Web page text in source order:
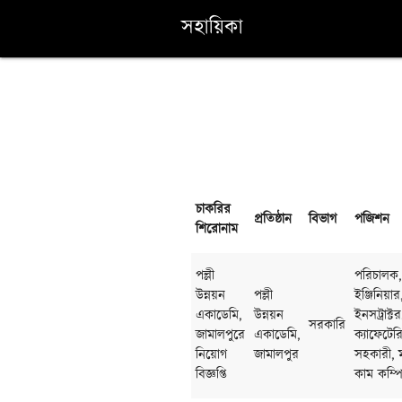
সহায়িকা
চাকরির
শিরোনাম
প্রতিষ্ঠান বিভাগ পজিশন
পল্লী
উন্নয়ন
একাডেমি,
জামালপুরে
নিয়োগ
বিজ্ঞপ্তি
পল্লী
উন্নয়ন
একাডেমি,
জামালপুর
সরকারি
সহকারী,
কাম